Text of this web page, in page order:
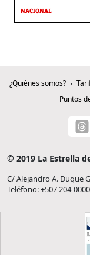
NACIONAL
¿Quiénes somos?
Puntos
© 2019 La Estrella
C/ Alejandro A. Duque
Teléfono: +507 204-0000